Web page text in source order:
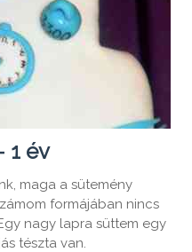
1 év
maga a sütemény
formájában nincs
nagy lapra süttem egy
tészta van.